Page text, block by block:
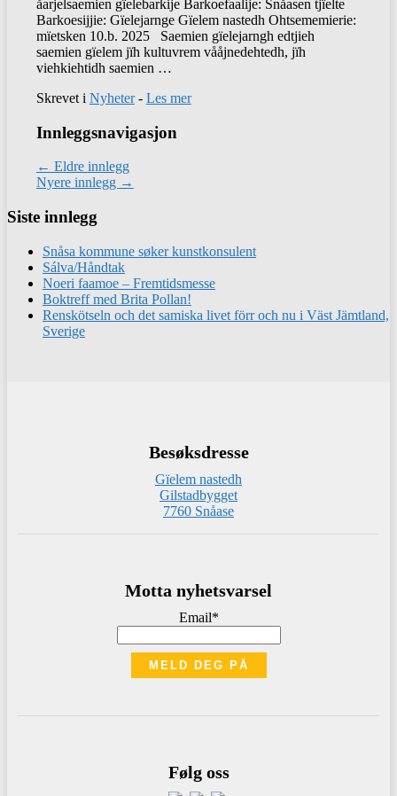
åarjelsaemien gïelebarkije Barkoefaalije: Snåasen tjïelte
Barkoesijjie: Gïelejarnge Gïelem nastedh Ohtsememierie:
mïetsken 10.b. 2025 Saemien gïelejarngh edtjieh
saemien gïelem jïh kultuvrem vååjnedehtedh, jïh
viehkiehtidh saemien …
Skrevet i Nyheter- Les mer
Innleggsnavigasjon
← Eldre innlegg
Nyere innlegg →
Siste innlegg
Snåsa kommune søker kunstkonsulent
Sálva/Håndtak
Noeri faamoe – Fremtidsmesse
Boktreff med Brita Pollan!
Renskötseln och det samiska livet förr och nu i Väst Jämtland,
Sverige
Besøksdresse
Gïelem nastedh
Gilstadbygget
7760 Snåase
Motta nyhetsvarsel
Email*
Følg oss